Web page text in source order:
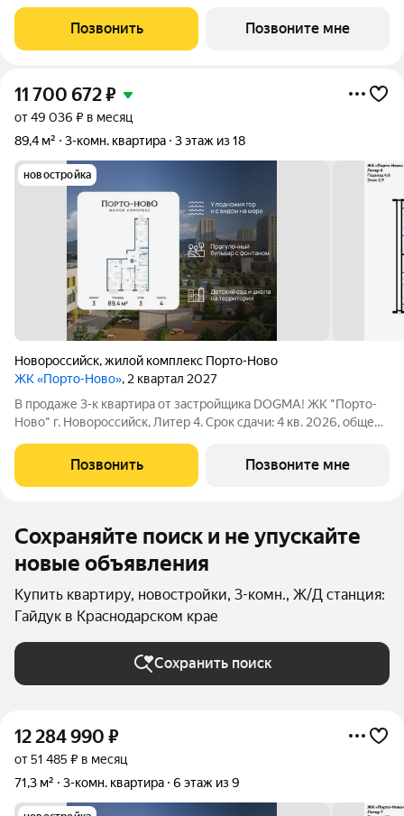
для комфортной жизни. Место, где шум Чёрного моря
становится саундтреком
Позвонить Позвоните мне
11 700 672₽
от 49 036 ₽ в месяц
89,4 м²
3-комн. квартира 3 этаж из 18
новостройка
Новороссийск,жилой комплекс Порто-Ново
ЖК «Порто-Ново», 2 квартал 2027
В продаже 3-к квартира от застройщика DOGMA! ЖК "Порто-
Ново" г. Новороссийск, Литер 4. Срок сдачи: 4 кв. 2026, общей
для комфортной жизни. Место, где шум Чёрного моря
становится саундтреком
Позвонить Позвоните мне
Сохраняйте поиск и не упускайте
новые объявления
Купить квартиру, новостройки, 3-комн., Ж/Д станция:
Гайдук в Краснодарском крае
Сохранить поиск
12 284 990 ₽
от 51 485 ₽ в месяц
71,3 м²
3-комн. квартира 6 этаж из 9